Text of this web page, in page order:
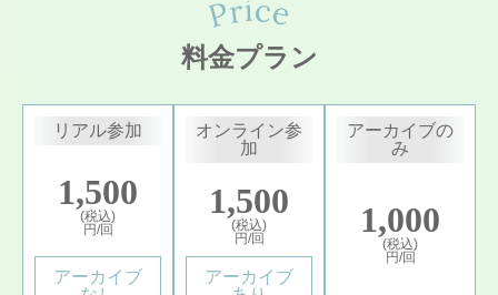
料金プラン
リアル参加
1,500
(税込)
円/回
アーカイブ
オンライン参
加
1,500
(税込)
円/回
アーカイブ
アーカイブの
み
1,000
(税込)
円/回